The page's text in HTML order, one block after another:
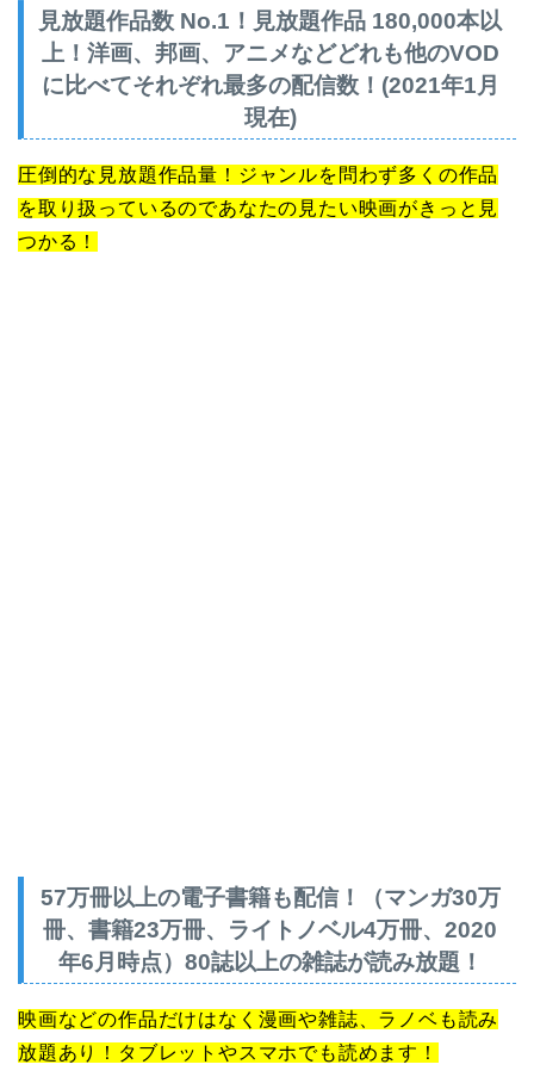
見放題作品数 No.1！見放題作品 180,000本以
上！洋画、邦画、アニメなどどれも他のVOD
に比べてそれぞれ最多の配信数！(2021年1月
現在)
圧倒的な見放題作品量！ジャンルを問わず多くの作品
を取り扱っているのであなたの見たい映画がきっと見
つかる！
57万冊以上の電子書籍も配信！（マンガ30万
冊、書籍23万冊、ライトノベル4万冊、2020
年6月時点）80誌以上の雑誌が読み放題 ！
映画などの作品だけはなく漫画や雑誌、ラノベも読み
放題あり！タブレットやスマホでも読めます！